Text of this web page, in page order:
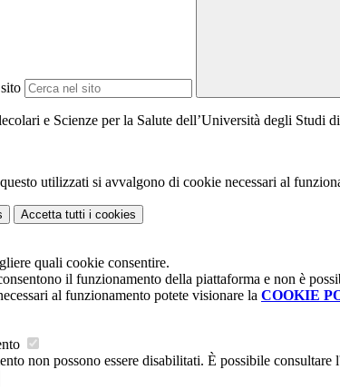
e Scienze per la Salute dell’Università degli Studi
utilizzati si avvalgono di cookie necessari al
Accetta tutti i cookies
quali cookie consentire.
il funzionamento della piattaforma e non è
al funzionamento potete visionare la COOKIE
non possono essere disabilitati. È possibile